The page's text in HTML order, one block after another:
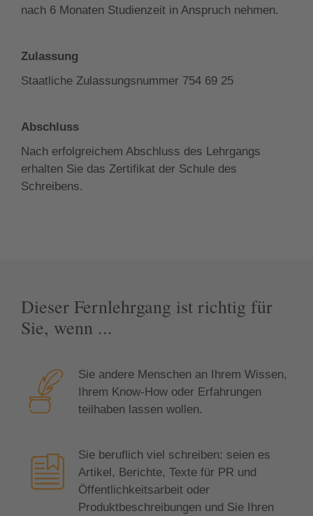
nach 6 Monaten Studienzeit in Anspruch nehmen.
Zulassung
Staatliche Zulassungsnummer 754 69 25
Abschluss
Nach erfolgreichem Abschluss des Lehrgangs
erhalten Sie das Zertifikat der Schule des
Schreibens.
Dieser Fernlehrgang ist richtig für
Sie, wenn ...
Sie andere Menschen an Ihrem Wissen,
Ihrem Know-How oder Erfahrungen
teilhaben lassen wollen.
Sie beruflich viel schreiben: seien es
Artikel, Berichte, Texte für PR und
Öffentlichkeitsarbeit oder
Produktbeschreibungen und Sie Ihren